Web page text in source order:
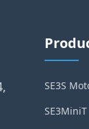
SE3S